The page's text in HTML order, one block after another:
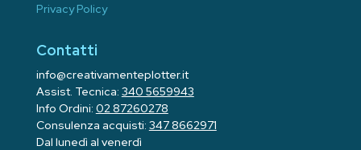
Privacy Policy
Contatti
info@creativamenteplotter.it
Assist. Tecnica: 340 5659943
Info Ordini: 02 87260278
Consulenza acquisti: 347 8662971
Dal lunedì al venerdì